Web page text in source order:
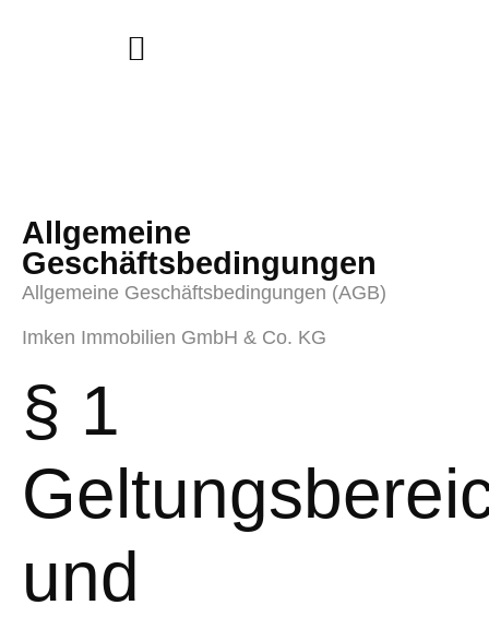
Allgemeine
Geschäftsbedingungen
Allgemeine Geschäftsbedingungen (AGB)
Imken Immobilien GmbH & Co. KG
§ 1
und